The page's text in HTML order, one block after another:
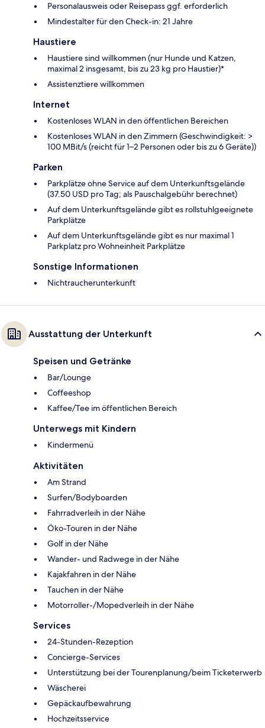
Personalausweis oder Reisepass ggf. erforderlich
Mindestalter für den Check-in: 21 Jahre
Haustiere
Haustiere sind willkommen (nur Hunde und Katzen,
maximal 2 insgesamt, bis zu 23 kg pro Haustier)*
Assistenztiere willkommen
Internet
Kostenloses WLAN in den öffentlichen Bereichen
Kostenloses WLAN in den Zimmern (Geschwindigkeit: >
100 MBit/s (reicht für 1–2 Personen oder bis zu 6 Geräte))
Parken
Parkplätze ohne Service auf dem Unterkunftsgelände
(37.50 USD pro Tag; als Pauschalgebühr berechnet)
Auf dem Unterkunftsgelände gibt es rollstuhlgeeignete
Parkplätze
Auf dem Unterkunftsgelände gibt es nur maximal 1
Parkplatz pro Wohneinheit Parkplätze
Sonstige Informationen
Nichtraucherunterkunft
Ausstattung der Unterkunft
Speisen und Getränke
Bar/Lounge
Coffeeshop
Kaffee/Tee im öffentlichen Bereich
Unterwegs mit Kindern
Kindermenü
Aktivitäten
Am Strand
Surfen/Bodyboarden
Fahrradverleih in der Nähe
Öko-Touren in der Nähe
Golf in der Nähe
Wander- und Radwege in der Nähe
Kajakfahren in der Nähe
Tauchen in der Nähe
Motorroller-/Mopedverleih in der Nähe
Services
24-Stunden-Rezeption
Concierge-Services
Unterstützung bei der Tourenplanung/beim Ticketerwerb
Wäscherei
Gepäckaufbewahrung
Hochzeitsservice